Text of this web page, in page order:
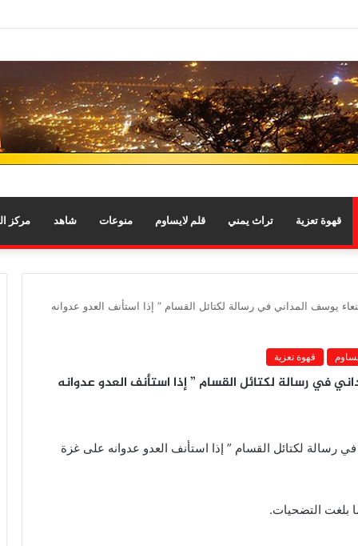
قهوة تعزية تراث يمني قلم لايساوم منوعات شاهد مركز
يوسف المداني في رسالة لكتائل القسام ” إذا استأنف العدو عدوانه
قهوة تعزية
في رسالة لكتائل القسام ” إذا استأنف العدو عدوانه
رسالة لكتائل القسام ” إذا استأنف العدو عدوانه على غزة
بلغت التضحيات.